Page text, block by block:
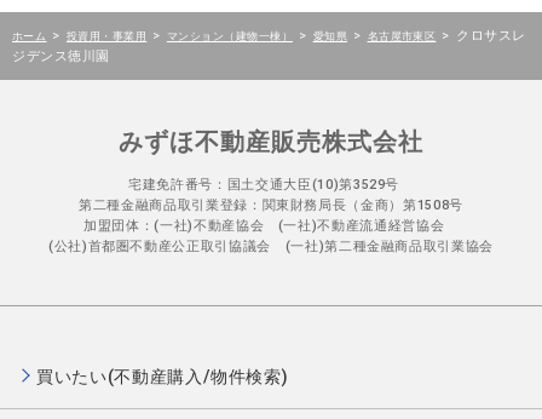
ホーム > 投資用・事業用 > マンション（建物一棟） > 愛知県 > 名古屋市東区 > クロサスレ
ジデンス徳川園
みずほ不動産販売株式会社
宅建免許番号：国土交通大臣(10)第3529号
第二種金融商品取引業登録：関東財務局長（金商）第1508号
加盟団体：(一社)不動産協会 (一社)不動産流通経営協会
(公社)首都圏不動産公正取引協議会 (一社)第二種金融商品取引業協会
買いたい(不動産購入/物件検索)